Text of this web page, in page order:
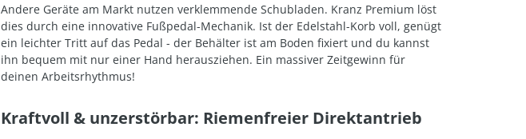
Andere Geräte am Markt nutzen verklemmende Schubladen. Kranz Premium löst
dies durch eine innovative Fußpedal-Mechanik. Ist der Edelstahl-Korb voll, genügt
ein leichter Tritt auf das Pedal - der Behälter ist am Boden fixiert und du kannst
ihn bequem mit nur einer Hand herausziehen. Ein massiver Zeitgewinn für
deinen Arbeitsrhythmus!
Kraftvoll & unzerstörbar: Riemenfreier Direktantrieb